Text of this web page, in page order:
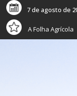
7 de agosto de
A Folha Agrícola